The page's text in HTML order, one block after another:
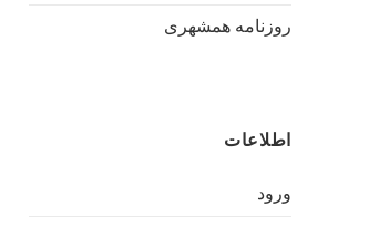
روزنامه همشهری
اطلاعات
ورود